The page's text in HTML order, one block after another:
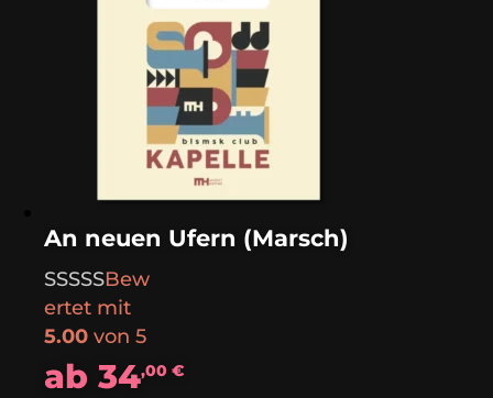
An neuen Ufern (Marsch)
Bew
ertet mit
5.00 von 5
ab34,00€